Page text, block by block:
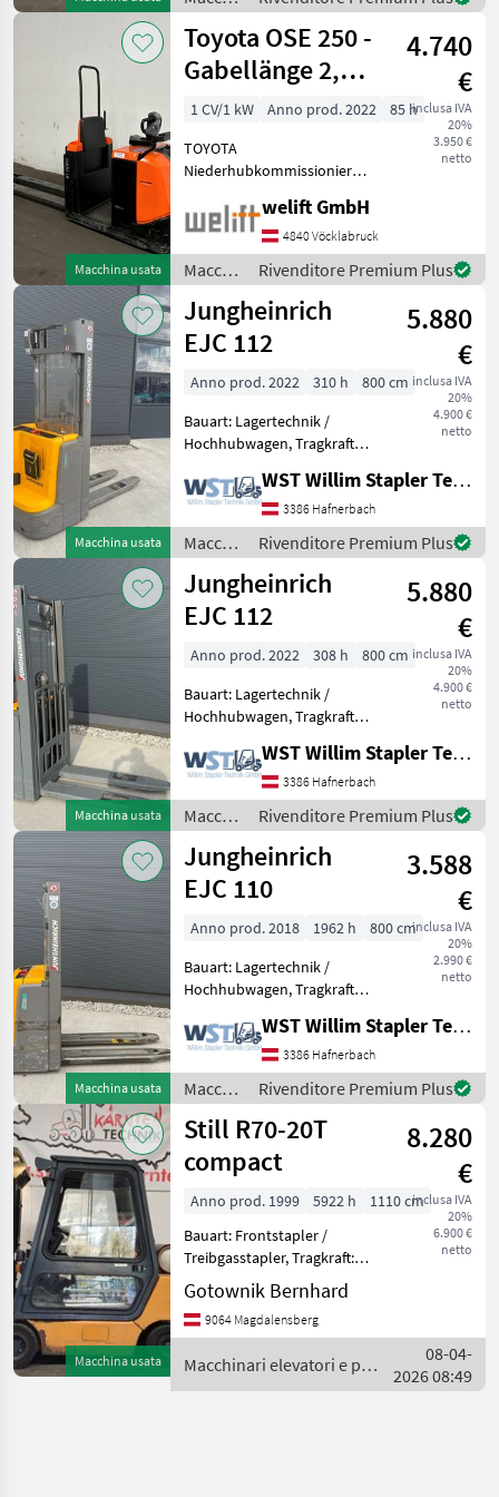
Bereifung: Polyurethan -
Batterie
elevatori
e per
magazzino
/
Toyota
Macchina usata
Toyota OSE 250 -
Gabellänge 2,4
m !!! - 85
4.740
€
inclusa IVA
20%
3.950 €
netto
1 CV/1 kW Anno prod. 2022
85 h
TOYOTA
Niederhubkommissionierer
nur 85 Betriebsstunden
Tragkraft: 2500 kg
Gabellänge: 2350 mm
Bereifung: Polyurethan -
Batterie 2
welift GmbH
4840 Vöcklabruck
Macchinari
elevatori
e per
magazzino
/
Toyota
Rivenditore Premium Plus
Macchina usata
Jungheinrich
EJC 112
5.880
€
inclusa IVA
20%
4.900 €
netto
Anno prod. 2022 310 h
800 cm
Bauart: Lagertechnik /
Hochhubwagen, Tragkraft:
Bauhöhe: 1910mm,
Gabellänge: 1150mm,
Batterie: Bj. 2022 24V ,
Transpallet ad alto
sollevame
WST Willim Stapler Technik GmbH
3386 Hafnerbach
Macchinari
elevatori
e per
magazzino
/
Jungheinrich
Rivenditore Premium Plus
Macchina usata
Jungheinrich
EJC 112
5.880
€
inclusa IVA
20%
4.900 €
netto
Anno prod. 2022 308 h
800 cm
Bauart: Lagertechnik /
Hochhubwagen, Tragkraft:
Bauhöhe: 1910mm,
Gabellänge: 1150mm,
Batterie: Bj. 2022 24V ,
Transpallet ad alto
sollevame
WST Willim Stapler Technik GmbH
3386 Hafnerbach
Macchinari
elevatori
e per
magazzino
/
Jungheinrich
Rivenditore Premium Plus
Macchina usata
Jungheinrich
EJC 110
3.588
€
inclusa IVA
20%
2.990 €
netto
Anno prod. 2018 1962 h
800 cm
Bauart: Lagertechnik /
Hochhubwagen, Tragkraft:
Batterie: Lithium-Ionen Bj.
2018 24V , Transpallet ad
alto sollevamento,
Azionamento elettri
WST Willim Stapler Technik GmbH
3386 Hafnerbach
Macchinari
elevatori
e per
magazzino
/
Jungheinrich
Rivenditore Premium Plus
Macchina usata
Still R70-20T
compact
8.280
€
inclusa IVA
20%
6.900 €
netto
Anno prod. 1999 5922 h
1110 cm
Bauart: Frontstapler /
Treibgasstapler, Tragkraft:
2000kg, Hubhöhe: 3323mm,
Bauhöhe: 2132mm,
Freihub: 1714mm,
Bereifung vorne:
Superelastik Einfa
Gotownik Bernhard
9064 Magdalensberg
Macchinari elevatori e per
magazzino / Still
08-04-
2026 08:49